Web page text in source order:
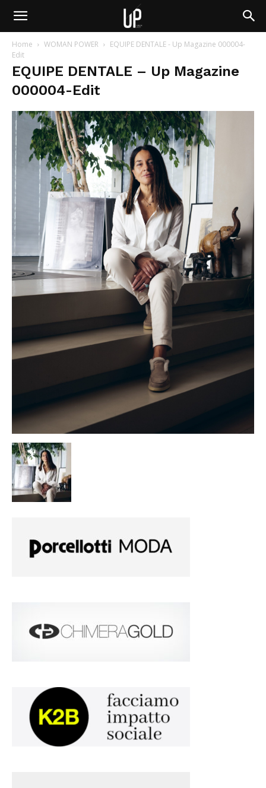
Home WOMAN POWER
EQUIPE DENTALE - Up Magazine 000004-
Edit
EQUIPE DENTALE – Up Magazine
000004-Edit